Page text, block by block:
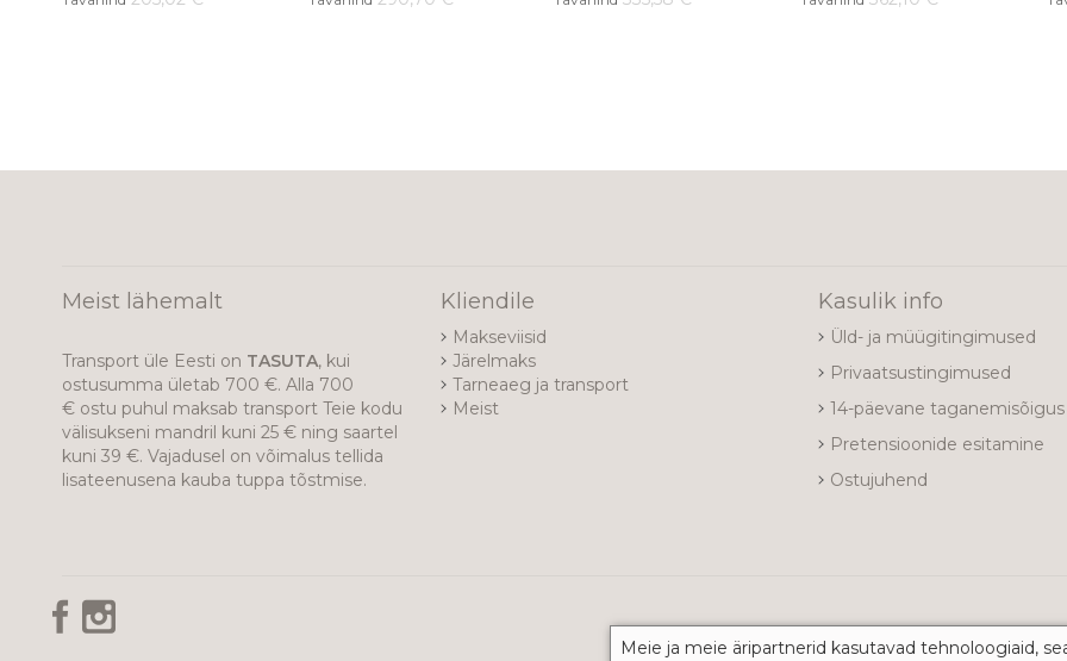
Meie ja meie äripartnerid kasutavad tehnoloogiaid,
Meist lähemalt
Transport üle Eesti on TASUTA, kui
ostusumma ületab 700 €. Alla 700
€ ostu puhul maksab transport Teie kodu
välisukseni mandril kuni 25 € ning saartel
kuni 39 €. Vajadusel on võimalus tellida
lisateenusena kauba tuppa tõstmise.
Kliendile
Makseviisid
Järelmaks
Tarneaeg ja transport
Meist
Kasulik info
Üld- ja müügitingimused
Privaatsustingimused
14-päevane taganemisõigus
Pretensioonide esitamine
Ostujuhend